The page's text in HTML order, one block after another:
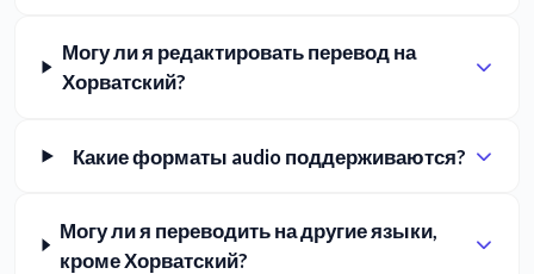
Могу ли я редактировать перевод на
Хорватский?
Какие форматы audio поддерживаются?
Могу ли я переводить на другие языки,
кроме Хорватский?